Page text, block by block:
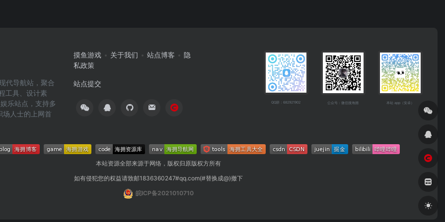
代导航站，聚合
工具、设计素
乐站点，支持多
场人士的上网首
摸鱼游戏 关于我们 站点博客
隐
私政策
站点提交
QQ群：682921902 公众号：微信搜海拥 本站 app（安卓）
本站资源全部来源于网络，版权归原版权方所有
如有侵犯您的权益请致邮1836360247#qq.com(#替换成@)撤下
皖ICP备2021010710